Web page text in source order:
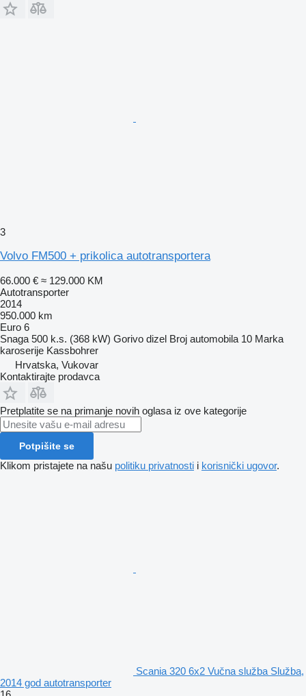
3
Volvo FM500 + prikolica autotransportera
66.000 € ≈ 129.000 KM
Autotransporter
2014
950.000 km
Euro 6
Snaga 500 k.s. (368 kW) Gorivo dizel Broj automobila 10 Marka
karoserije Kassbohrer
Hrvatska, Vukovar
Kontaktirajte prodavca
Pretplatite se na primanje novih oglasa iz ove kategorije
Potpišite se
Klikom pristajete na našu politiku privatnosti i korisnički ugovor.
Scania 320 6x2 Vučna služba Služba,
2014 god autotransporter